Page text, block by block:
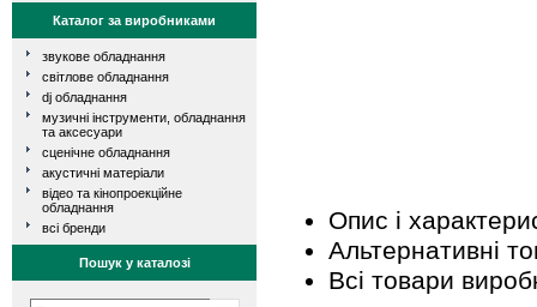
Каталог за виробниками
звукове обладнання
світлове обладнання
dj обладнання
музичні інструменти, обладнання
та аксесуари
сценічне обладнання
акустичні матеріали
відео та кінопроекційне
обладнання
всі бренди
Пошук у каталозі
Опис і
Альтернативні
Всі товари